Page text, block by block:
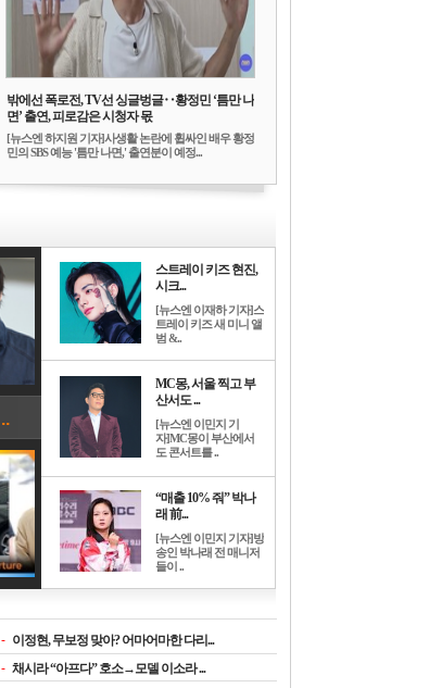
밖에선 폭로전, TV선 싱글벙글‥황정민 ‘틈만 나
면’ 출연, 피로감은 시청자 몫
[뉴스엔 하지원 기자]사생활 논란에 휩싸인 배우 황정
민의 SBS 예능 '틈만 나면,' 출연분이 예정...
스트레이 키즈 현진,
시크...
[뉴스엔 이재하 기자]스
트레이 키즈 새 미니 앨
범 &..
MC몽, 서울 찍고 부
산서도 ...
[뉴스엔 이민지 기
자]MC몽이 부산에서
도 콘서트를 ..
“매출 10% 줘” 박나
래 前...
[뉴스엔 이민지 기자]방
송인 박나래 전 매니저
들이 ..
- 이정현, 무보정 맞아? 어마어마한 다리...
- 채시라 “아프다” 호소→모델 이소라 ...